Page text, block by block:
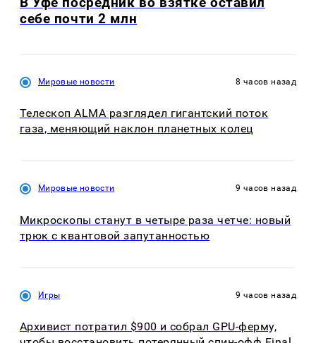
себе почти 2 млн
Мировые новости 8 часов назад
Телескоп ALMA разглядел гигантский поток
газа, меняющий наклон планетных колец
Мировые новости 9 часов назад
Микроскопы станут в четыре раза четче: новый
трюк с квантовой запутанностью
Игры 9 часов назад
Архивист потратил $900 и собрал GPU-ферму,